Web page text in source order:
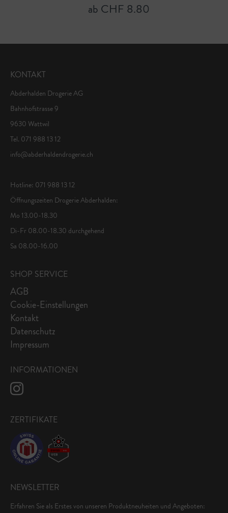
ab CHF 8.80
KONTAKT
Abderhalden Drogerie AG
Bahnhofstrasse 9
9630 Wattwil
Tel. 071 988 13 12
info@abderhaldendrogerie.ch
Hotline: 071 988 13 12
Öffnungszeiten Drogerie Abderhalden:
Mo 13.00-18.30
Di-Fr 08.00-18.30 durchgehend
Sa 08.00-16.00
SHOP SERVICE
AGB
Cookie-Einstellungen
Kontakt
Datenschutz
Impressum
INFORMATIONEN
ZERTIFIKATE
NEWSLETTER
Erfahren Sie als Erstes von unseren Produktneuheiten und Angeboten: